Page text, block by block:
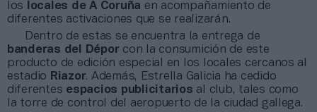
los
locales de A Coruña en acompañamiento de
diferentes activaciones que se realizarán.
Dentro de estas se encuentra la entrega de
banderas del Déporcon la consumición de este
producto de edición especial en los locales cercanos al
estadio Riazor. Además, Estrella Galicia ha cedido
diferentes espacios publicitarios al club, tales como
la torre de control del aeropuerto de la ciudad gallega.